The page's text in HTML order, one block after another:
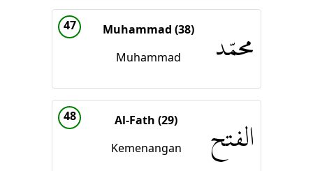
47
Muhammad (38)
Muhammad
محمّد
48
Al-Fath (29)
Kemenangan
الفتح